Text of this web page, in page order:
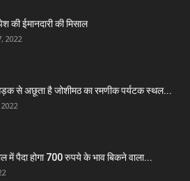
की ईमानदारी की मिसाल
2022
से अछूता है जोशीमठ का रमणीक पर्यटक स्थल...
में पैदा होगा 700 रुपये के भाव बिकने वाला...